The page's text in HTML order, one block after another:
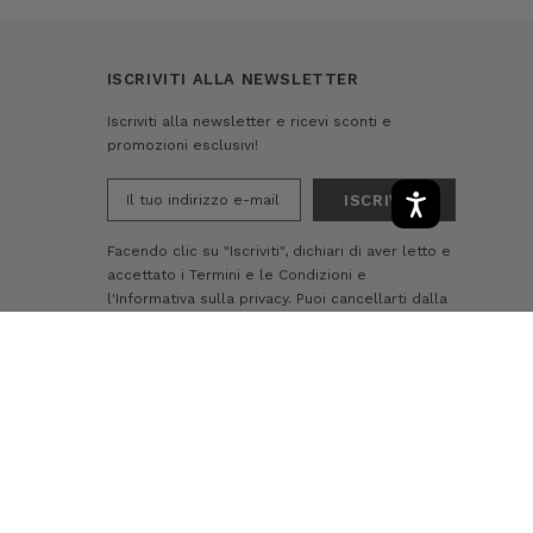
ISCRIVITI ALLA NEWSLETTER
Iscriviti alla newsletter e ricevi sconti e
promozioni esclusivi!
Facendo clic su "Iscriviti", dichiari di aver letto e
accettato i Termini e le Condizioni e
l'Informativa sulla privacy. Puoi cancellarti dalla